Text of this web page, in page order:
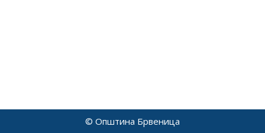
© Општина Брвеница